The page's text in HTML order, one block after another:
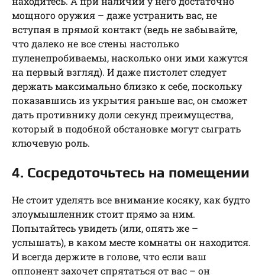
мощного оружия – даже устранить вас, не
вступая в прямой контакт (ведь не забывайте,
что далеко не все стены настолько
пуленепробиваемы, насколько они ими кажутся
на первый взгляд). И даже пистолет следует
держать максимально близко к себе, поскольку
показавшись из укрытия раньше вас, он сможет
дать противнику доли секунд преимущества,
который в подобной обстановке могут сыграть
ключевую роль.
4. Сосредоточьтесь на помещении
Не стоит уделять все внимание косяку, как будто
злоумышленник стоит прямо за ним.
Попытайтесь увидеть (или, опять же –
услышать), в каком месте комнаты он находится.
И всегда держите в голове, что если ваш
оппонент захочет спрятаться от вас – он